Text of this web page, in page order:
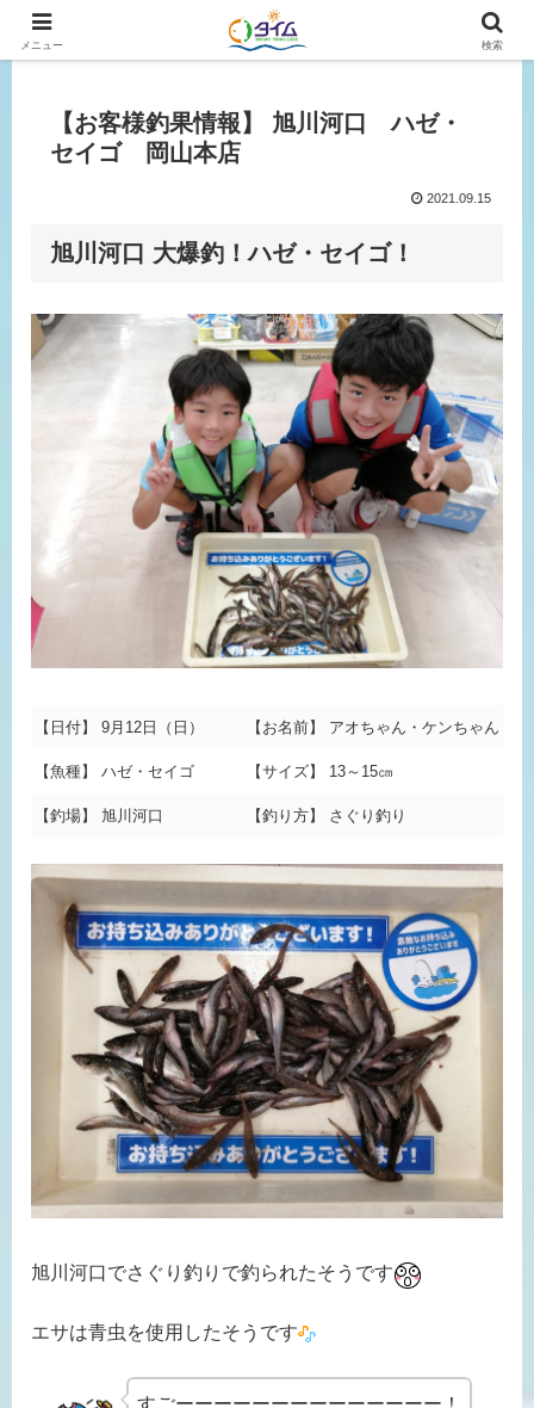
広島、岡山の釣り情報はタイムにおまかせ！
【お客様釣果情報】 旭川河口 ハゼ・
セイゴ 岡山本店
2021.09.15
旭川河口 大爆釣！ハゼ・セイゴ！
【日付】 9月12日（日） 【お名前】 アオちゃん・ケンちゃん
【魚種】 ハゼ・セイゴ 【サイズ】 13～15㎝
【釣場】 旭川河口 【釣り方】 さぐり釣り
旭川河口でさぐり釣りで釣られたそうです
エサは青虫を使用したそうです
すごーーーーーーーーーーーーーー！
メニュー 検索